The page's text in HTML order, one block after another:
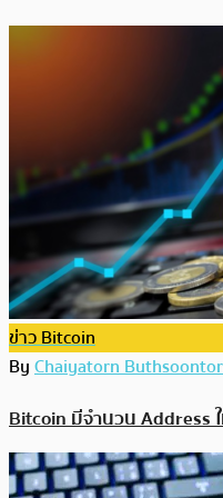
ข่าว Bitcoin
ByChaiyatorn
Bitcoin มีจำนวน Address